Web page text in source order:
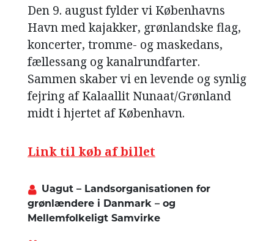
Den 9. august fylder vi Københavns
Havn med kajakker, grønlandske flag,
koncerter, tromme- og maskedans,
fællessang og kanalrundfarter.
Sammen skaber vi en levende og synlig
fejring af Kalaallit Nunaat/Grønland
midt i hjertet af København.
Link til køb af billet
Uagut – Landsorganisationen for
grønlændere i Danmark – og
Mellemfolkeligt Samvirke